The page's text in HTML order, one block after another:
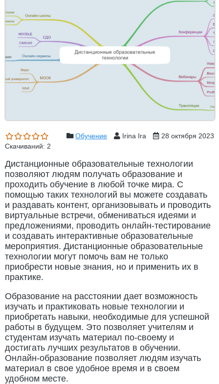
Скачиваний: 2
Обучение Irina Ira 28 октября 2023
Дистанционные образовательные технологии
позволяют людям получать образование и
проходить обучение в любой точке мира. С
помощью таких технологий вы можете создавать
и раздавать контент, организовывать и проводить
виртуальные встречи, обмениваться идеями и
предложениями, проводить онлайн-тестирование
и создавать интерактивные образовательные
мероприятия. Дистанционные образовательные
технологии могут помочь вам не только
приобрести новые знания, но и применить их в
практике.
Образование на расстоянии дает возможность
изучать и практиковать новые технологии и
приобретать навыки, необходимые для успешной
работы в будущем. Это позволяет учителям и
студентам изучать материал по-своему и
достигать лучших результатов в обучении.
Онлайн-образование позволяет людям изучать
материал в свое удобное время и в своем
удобном месте.